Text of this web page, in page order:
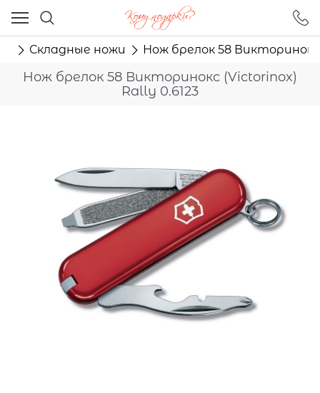
Складные ножи Нож брелок 58 Викторинокс
Нож брелок 58 Викторинокс (Victorinox)
Rally 0.6123
Ваш город - Москва,
угадали?
ДА НЕТ